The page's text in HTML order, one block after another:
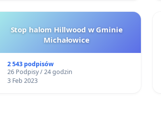
Stop halom Hillwood w Gminie
Michałowice
2 543 podpisów
26 Podpisy / 24 godzin
3 Feb 2023